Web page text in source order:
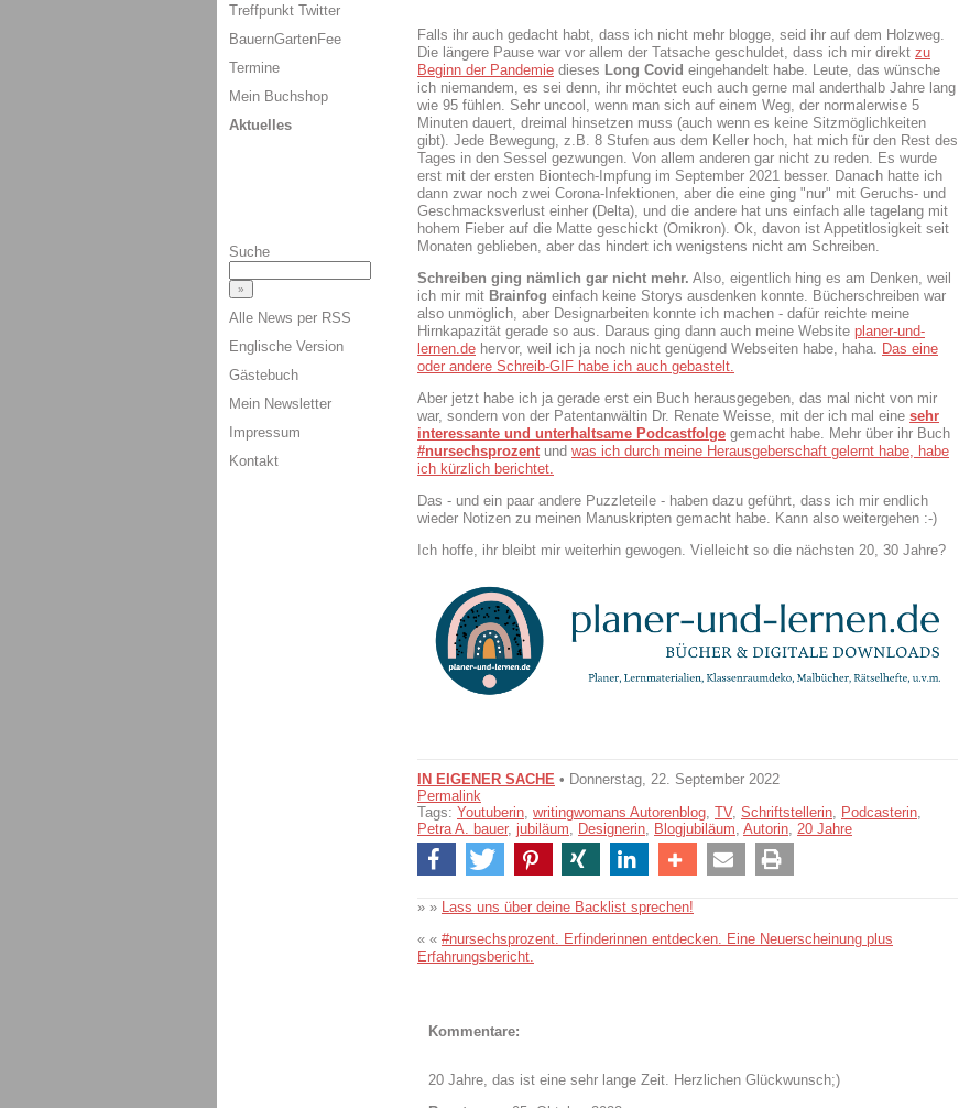
Falls ihr auch gedacht habt, dass ich nicht mehr blogge, seid ihr auf dem Holzweg.
Die längere Pause war vor allem der Tatsache geschuldet, dass ich mir direkt zu
Beginn der Pandemie dieses Long Covid eingehandelt habe. Leute, das wünsche
ich niemandem, es sei denn, ihr möchtet euch auch gerne mal anderthalb Jahre lang
wie 95 fühlen. Sehr uncool, wenn man sich auf einem Weg, der normalerwise 5
Minuten dauert, dreimal hinsetzen muss (auch wenn es keine Sitzmöglichkeiten
gibt). Jede Bewegung, z.B. 8 Stufen aus dem Keller hoch, hat mich für den Rest des
Tages in den Sessel gezwungen. Von allem anderen gar nicht zu reden. Es wurde
erst mit der ersten Biontech-Impfung im September 2021 besser. Danach hatte ich
dann zwar noch zwei Corona-Infektionen, aber die eine ging "nur" mit Geruchs- und
Geschmacksverlust einher (Delta), und die andere hat uns einfach alle tagelang mit
hohem Fieber auf die Matte geschickt (Omikron). Ok, davon ist Appetitlosigkeit seit
Monaten geblieben, aber das hindert ich wenigstens nicht am Schreiben.
Schreiben ging nämlich gar nicht mehr. Also, eigentlich hing es am Denken, weil
ich mir mit Brainfog einfach keine Storys ausdenken konnte. Bücherschreiben war
also unmöglich, aber Designarbeiten konnte ich machen - dafür reichte meine
Hirnkapazität gerade so aus. Daraus ging dann auch meine Website planer-und-
lernen.de hervor, weil ich ja noch nicht genügend Webseiten habe, haha. Das eine
oder andere Schreib-GIF habe ich auch gebastelt.
Aber jetzt habe ich ja gerade erst ein Buch herausgegeben, das mal nicht von mir
war, sondern von der Patentanwältin Dr. Renate Weisse, mit der ich mal eine sehr
interessante und unterhaltsame Podcastfolge gemacht habe. Mehr über ihr Buch
#nursechsprozentund was ich durch meine Herausgeberschaft gelernt habe, habe
ich kürzlich berichtet.
Das - und ein paar andere Puzzleteile - haben dazu geführt, dass ich mir endlich
wieder Notizen zu meinen Manuskripten gemacht habe. Kann also weitergehen :-)
Ich hoffe, ihr bleibt mir weiterhin gewogen. Vielleicht so die nächsten 20, 30 Jahre?
IN EIGENER SACHE • Donnerstag, 22. September 2022
Permalink
Tags: Youtuberin writingwomans Autorenblog TV, Schriftstellerin Podcasterin
Petra A. bauer, jubiläum Designerin Blogjubiläum Autorin 20 Jahre
» »
Lass uns über deine Backlist sprechen!
« « #nursechsprozent. Erfinderinnen entdecken. Eine Neuerscheinung plus
Erfahrungsbericht.
Kommentare:
20 Jahre, das ist eine sehr lange Zeit. Herzlichen Glückwunsch;)
Treffpunkt Twitter
BauernGartenFee
Termine
Mein Buchshop
Aktuelles
Suche
Alle News per RSS
Englische Version
Gästebuch
Mein Newsletter
Impressum
Kontakt